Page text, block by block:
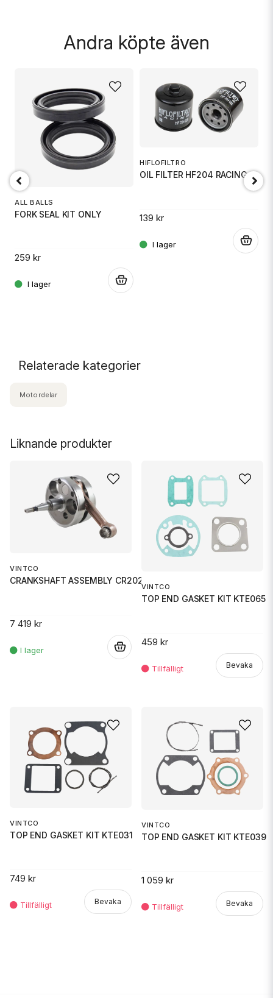
Andra köpte även
ALL BALLS
FORK SEAL KIT ONLY
259 kr
HIFLOFILTRO
OIL FILTER HF204 RACING
139 kr
Liknande produkter
VINTCO
CRANKSHAFT ASSEMBLY CR2027
7 419 kr
VINTCO
TOP END GASKET KIT KTE065
459 kr
Bevaka
VINTCO
TOP END GASKET KIT KTE031
749 kr
Bevaka
VINTCO
TOP END GASKET KIT KTE039
1 059 kr
Bevaka
Relaterade kategorier
Motordelar